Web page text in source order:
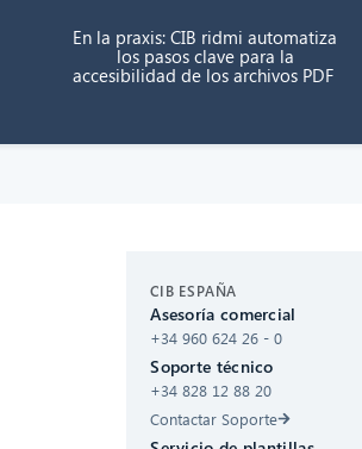
En la praxis: CIB ridmi automatiza
los pasos clave para la
accesibilidad de los archivos PDF
CIB ESPAÑA
Asesoría comercial
+34 960 624 26 - 0
Soporte técnico
+34 828 12 88 20
Contactar Soporte
¡Hola! ¿Qué puedo hacer por ti?